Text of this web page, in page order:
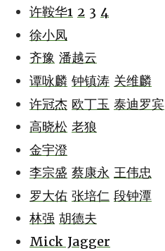
许鞍华1 2 3 4
徐小凤
齐豫 潘越云
谭咏麟 钟镇涛 关维麟
许冠杰 欧丁玉 泰迪罗宾
高晓松 老狼
金宇澄
李宗盛 蔡康永 王伟忠
罗大佑 张培仁 段钟潭
林强 胡德夫
Mick Jagger